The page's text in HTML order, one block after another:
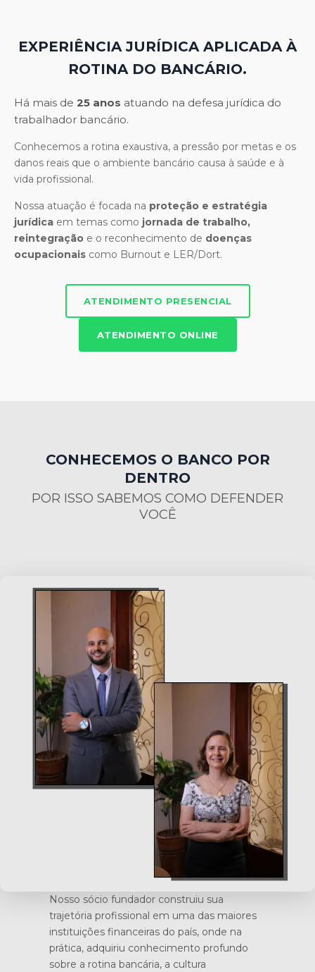
EXPERIÊNCIA JURÍDICA APLICADA À
ROTINA DO BANCÁRIO.
Há mais de 25 anos atuando na defesa jurídica do
trabalhador bancário.
Conhecemos a rotina exaustiva, a pressão por metas e os
danos reais que o ambiente bancário causa à saúde e à
vida profissional.
Nossa atuação é focada na proteção e estratégia
jurídica em temas como jornada de trabalho,
reintegração e o reconhecimento de doenças
ocupacionais como Burnout e LER/Dort.
ATENDIMENTO PRESENCIAL
ATENDIMENTO ONLINE
CONHECEMOS O BANCO POR
DENTRO
POR ISSO SABEMOS COMO DEFENDER
VOCÊ
Nosso sócio fundador construiu sua
trajetória profissional em uma das maiores
instituições financeiras do país, onde na
prática, adquiriu conhecimento profundo
sobre a rotina bancária, a cultura